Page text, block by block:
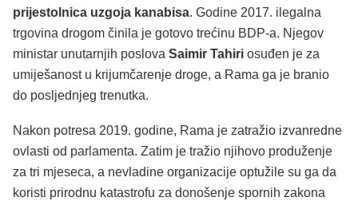
prijestolnica uzgoja kanabisa. Godine 2017. ilegalna
trgovina drogom činila je gotovo trećinu BDP-a. Njegov
ministar unutarnjih poslova Saimir Tahiri osuđen je za
umiješanost u krijumčarenje droge, a Rama ga je branio
do posljednjeg trenutka.
Nakon potresa 2019. godine, Rama je zatražio izvanredne
ovlasti od parlamenta. Zatim je tražio njihovo produženje
za tri mjeseca, a nevladine organizacije optužile su ga da
koristi prirodnu katastrofu za donošenje spornih zakona